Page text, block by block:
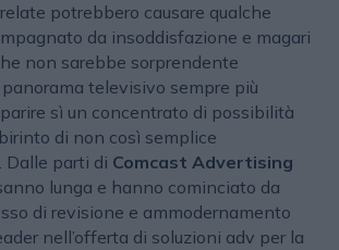
potrebbero causare qualche
da insoddisfazione e magari
non sarebbe sorprendente
panorama televisivo sempre più
sì un concentrato di possibilità
di non così semplice
Dalle parti di Comcast Advertising
lunga e hanno cominciato da
di revisione e ammodernamento
nell’offerta di soluzioni adv per la